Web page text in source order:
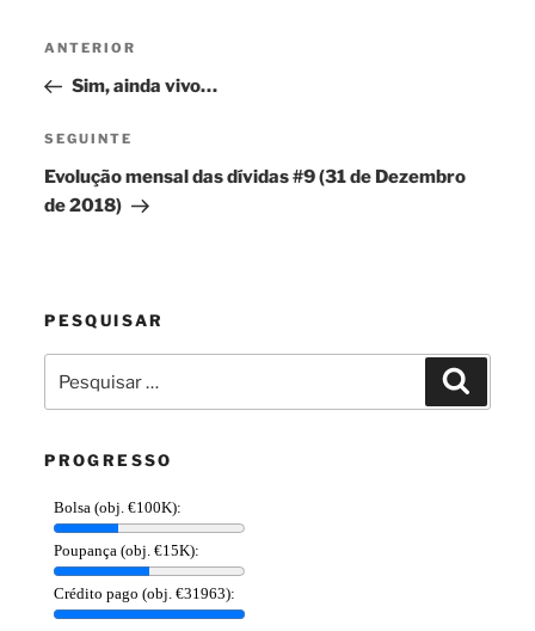
Navegação
artigos
Conteúdo
anterior
ANTERIOR
Sim, ainda vivo…
Conteúdo
seguinte
SEGUINTE
Evolução mensal das dívidas #9 (31 de Dezembro
de 2018)
PESQUISAR
por:
PROGRESSO